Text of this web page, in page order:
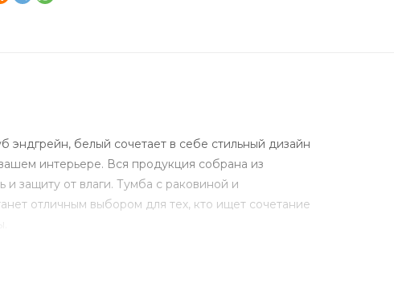
белый сочетает в себе стильный дизайн
интерьере. Вся продукция собрана из
и защиту от влаги. Тумба с раковиной и
отличным выбором для тех, кто ищет сочетание